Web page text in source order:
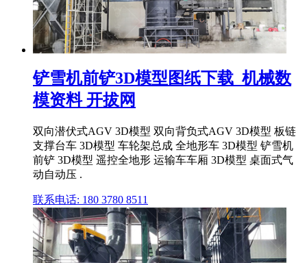
铲雪机前铲3D模型图纸下载_机械数
模资料 开拔网
双向潜伏式AGV 3D模型 双向背负式AGV 3D模型 板链
支撑台车 3D模型 车轮架总成 全地形车 3D模型 铲雪机
前铲 3D模型 遥控全地形 运输车车厢 3D模型 桌面式气
动自动压 .
联系电话: 180 3780 8511